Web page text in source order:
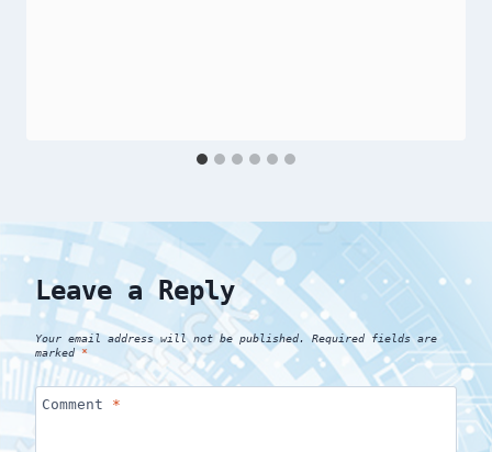
Leave a Reply
Your email address will not be published.
Required fields are
marked*
Comment *